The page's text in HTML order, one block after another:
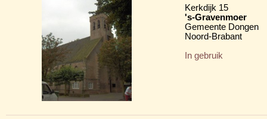
Kerkdijk 15
's-Gravenmoer
Gemeente Dongen
Noord-Brabant
In gebruik